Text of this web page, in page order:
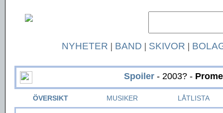
NYHETER | BAND | SKIVOR |
Spoiler- 2003? -
ÖVERSIKT MUSIKER LÅTLISTA